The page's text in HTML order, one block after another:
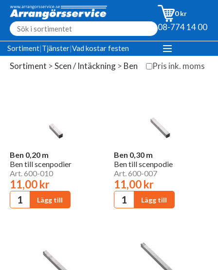
0 kr
08-774 14 00
Sortiment|Tjänster|Vad kostar festen
Sortiment >Scen / Intäckning > Ben Pris ink. moms
Ben 0,20 m
Ben till scenpodier
Art. 600-010
11,00 kr
Ben 0,30 m
Ben till scenpodie
Art. 600-007
11,00 kr